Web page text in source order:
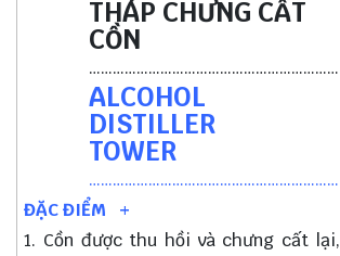
THÁP CHƯNG CẤT
CỒN
………………………………………………………
ALCOHOL
DISTILLER
TOWER
………………………………………………………
ĐẶC ĐIỂM +
1. Cồn được thu hồi và chưng cất lại,